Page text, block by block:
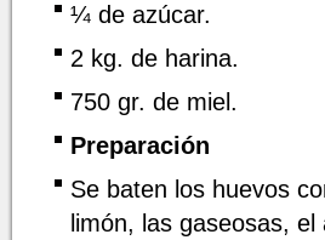
¼ de azúcar.
2 kg. de harina.
750 gr. de miel.
Preparación
Se baten los huevos
limón, las gaseosas,